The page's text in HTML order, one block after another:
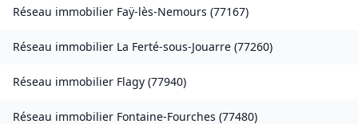
Réseau immobilier Faÿ-lès-Nemours (77167)
Réseau immobilier La Ferté-sous-Jouarre (77260)
Réseau immobilier Flagy (77940)
Réseau immobilier Fontaine-Fourches (77480)